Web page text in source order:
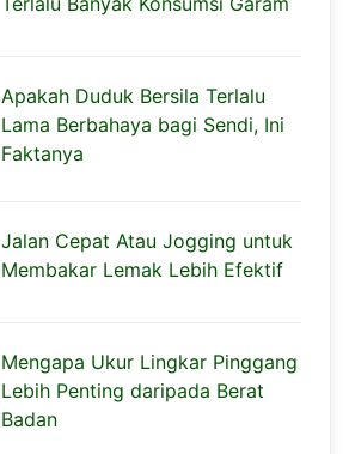
Apakah Duduk Bersila Terlalu
Lama Berbahaya bagi Sendi, Ini
Faktanya
Jalan Cepat Atau Jogging untuk
Membakar Lemak Lebih Efektif
Mengapa Ukur Lingkar Pinggang
Lebih Penting daripada Berat
Badan